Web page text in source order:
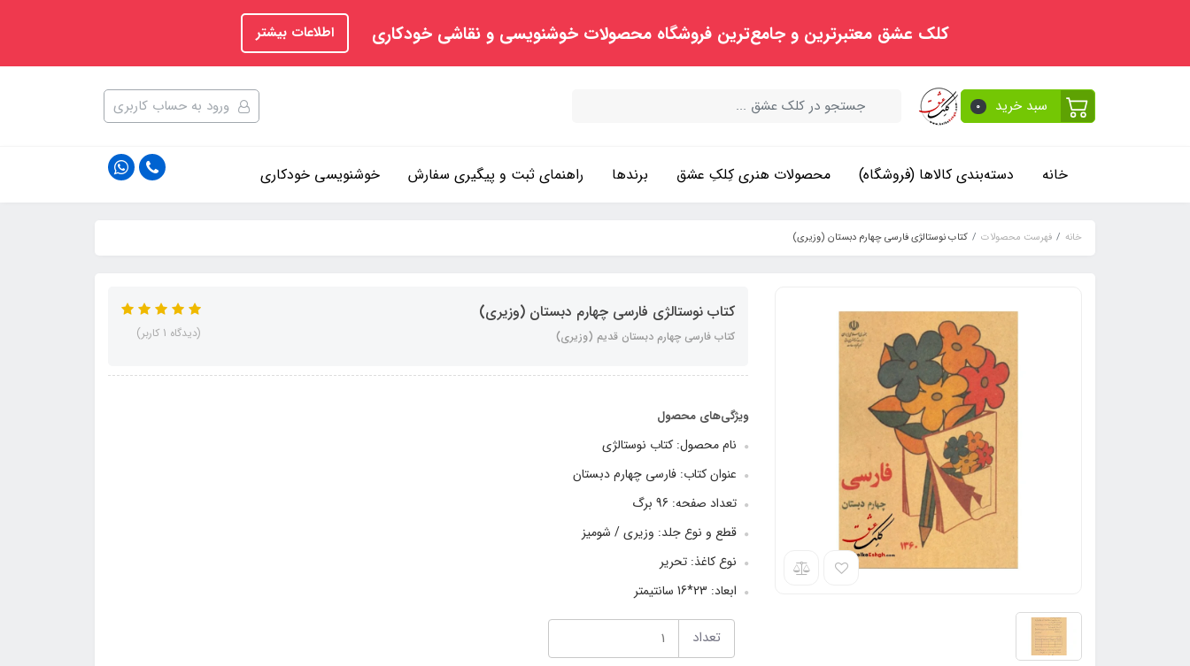
کلک عشق معتبرترین و جامع‌ترین فروشگاه محصولات خوشنویسی و نقاشی خودکاری اطلاعات بیشتر
سبد خرید 0 ورود به حساب کاربری
خانه دسته‌بندی کالاها (فروشگاه) محصولات هنری کِلکِ عشق برندها راهنمای ثبت و پیگیری سفارش خوشنویسی خودکاری
خانه فهرست محصولات کتاب نوستالژی فارسی چهارم دبستان (وزیری)
کتاب نوستالژی فارسی چهارم دبستان (وزیری)
کتاب فارسی چهارم دبستان قدیم (وزیری) (دیدگاه 1 کاربر)
ویژگی‌های محصول
نام محصول: کتاب نوستالژی
عنوان کتاب: فارسی چهارم دبستان
تعداد صفحه: 96 برگ
قطع و نوع جلد: وزیری / شومیز
نوع کاغذ: تحریر
ابعاد: 23*16 سانتیمتر
تعداد